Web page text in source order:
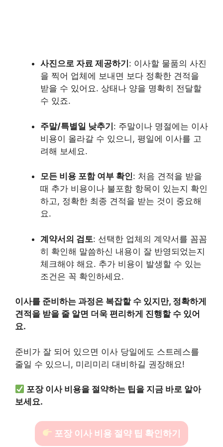
사진으로 자료 제공하기 : 이사할 물품의 사진
을 찍어 업체에 보내면 보다 정확한 견적을
받을 수 있어요. 상태나 양을 명확히 전달할
수 있죠.
주말/특별일 낮추기: 주말이나 명절에는 이사
비용이 올라갈 수 있으니, 평일에 이사를 고
려해 보세요.
모든 비용 포함 여부 확인: 처음 견적을 받을
때 추가 비용이나 불포함 항목이 있는지 확인
하고, 정확한 최종 견적을 받는 것이 중요해
요.
계약서의 검토: 선택한 업체의 계약서를 꼼꼼
히 확인해 말씀하신 내용이 잘 반영되었는지
체크해야 해요. 추가 비용이 발생할 수 있는
조건은 꼭 확인하세요.
이사를 준비하는 과정은 복잡할 수 있지만, 정확하게
견적을 받을 줄 알면 더욱 편리하게 진행할 수 있어
요.
준비가 잘 되어 있으면 이사 당일에도 스트레스를
줄일 수 있으니, 미리미리 대비하길 권장해요!
포장 이사 비용을 절약하는 팁을 지금 바로 알아
보세요.
포장 이사 비용 절약 팁 확인하기